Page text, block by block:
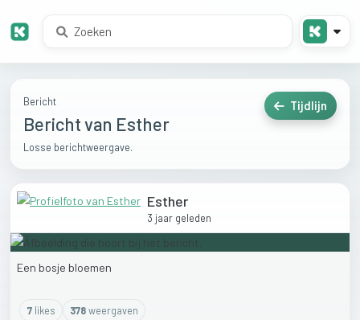
Bericht
Bericht van Esther
Losse berichtweergave.
Tijdlijn
Esther
3 jaar geleden
Een bosje bloemen
7likes 378weergaven